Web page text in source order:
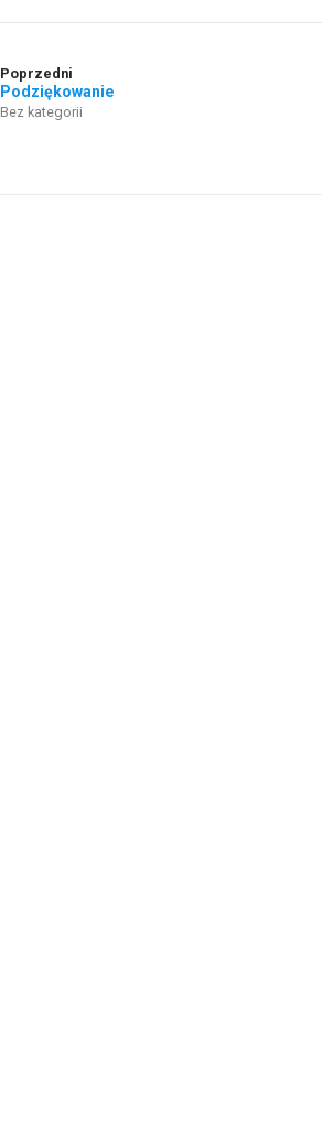
Poprzedni
Podziękowanie
Bez kategorii